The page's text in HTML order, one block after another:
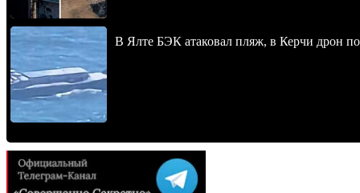
В Ялте БЭК атаковал пляж, в Керчи дрон